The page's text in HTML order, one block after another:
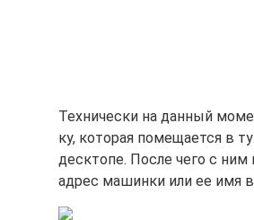
Технически на данный
ку, которая помещается в
десктопе. После чего с
адрес машинки или ее имя в